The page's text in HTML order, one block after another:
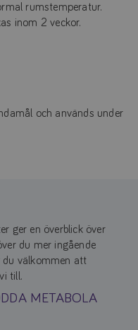
rumstemperatur.
inom 2 veckor.
och används under
ger en överblick över
du mer ingående
du välkommen att
till.
METABOLA